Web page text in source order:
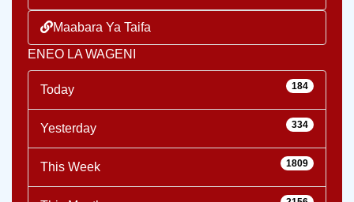
Maabara Ya Taifa
ENEO LA WAGENI
Today 184
Yesterday 334
This Week 1809